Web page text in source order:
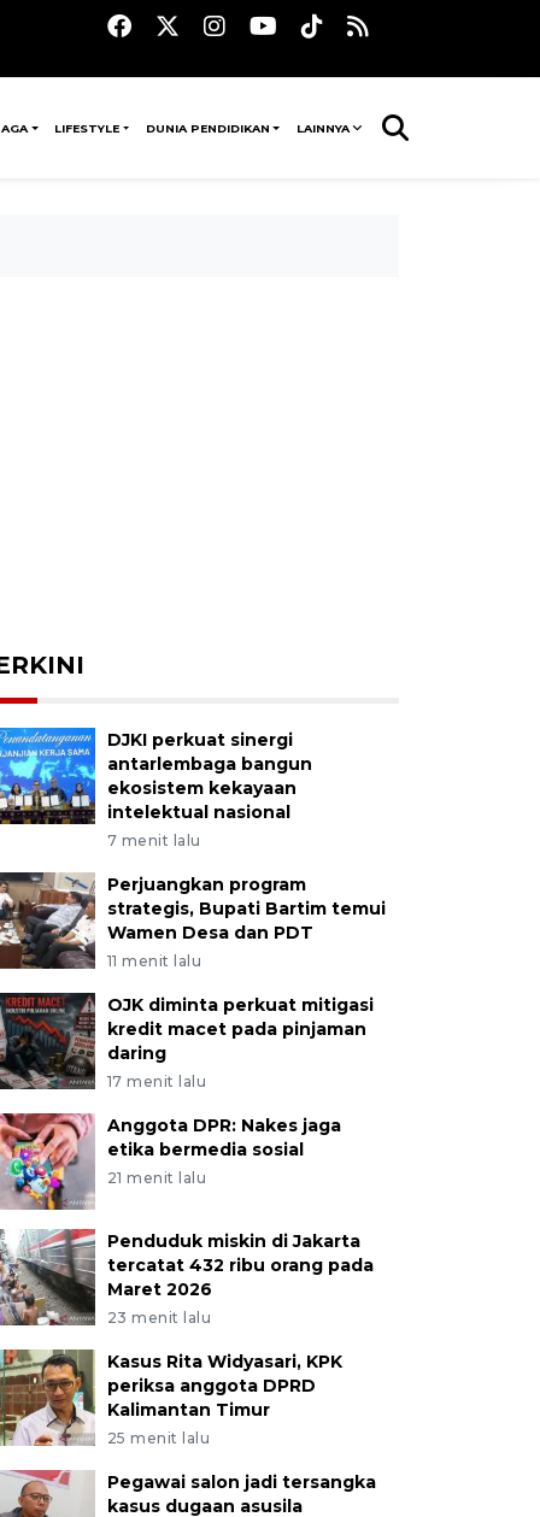
LIFESTYLE DUNIA PENDIDIKAN LAINNYA
DJKI perkuat sinergi
antarlembaga bangun
ekosistem kekayaan
intelektual nasional
7 menit lalu
Perjuangkan program
strategis, Bupati Bartim temui
Wamen Desa dan PDT
11 menit lalu
OJK diminta perkuat mitigasi
kredit macet pada pinjaman
daring
17 menit lalu
Anggota DPR: Nakes jaga
etika bermedia sosial
21 menit lalu
Penduduk miskin di Jakarta
tercatat 432 ribu orang pada
Maret 2026
23 menit lalu
Kasus Rita Widyasari, KPK
periksa anggota DPRD
Kalimantan Timur
25 menit lalu
Pegawai salon jadi tersangka
kasus dugaan asusila